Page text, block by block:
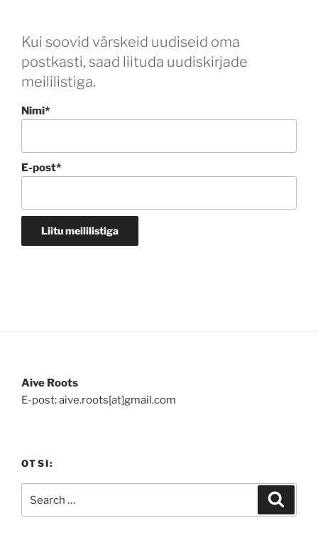
Kui soovid värskeid uudiseid oma
postkasti, saad liituda uudiskirjade
meililistiga.
Nimi*
E-post*
Aive Roots
E-post: aive.roots[at]gmail.com
OTSI:
for: